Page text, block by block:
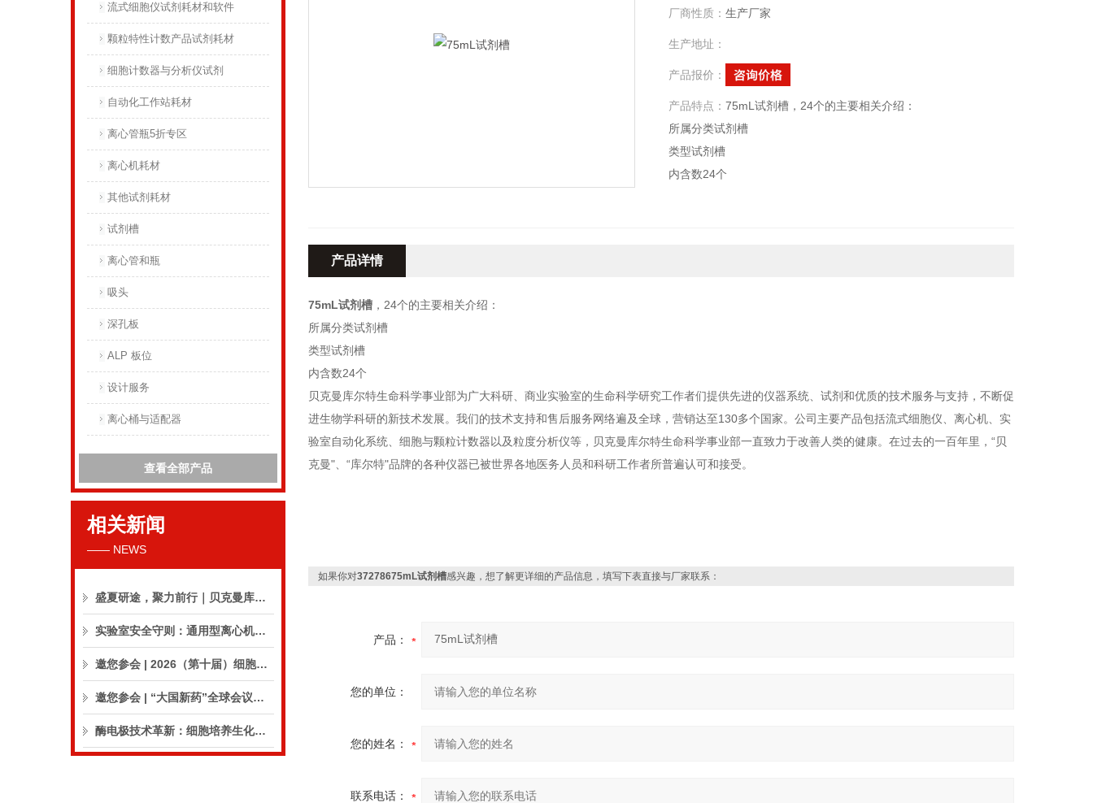
流式细胞仪试剂耗材和软件
颗粒特性计数产品试剂耗材
细胞计数器与分析仪试剂
自动化工作站耗材
离心管瓶5折专区
离心机耗材
其他试剂耗材
试剂槽
离心管和瓶
吸头
深孔板
ALP 板位
设计服务
离心桶与适配器
查看全部产品
相关新闻
—— NEWS
盛夏研途，聚力前行｜贝克曼库尔特生命科学8月活动预告
实验室安全守则：通用型离心机操作与保养的10个要点
邀您参会 | 2026（第十届）细胞外囊泡合规与临床应用大会
邀您参会 | “大国新药”全球会议（CPIC2026）
酶电极技术革新：细胞培养生化分析仪实现精准在线监测
厂商性质： 生产厂家
生产地址：
产品报价：
产品特点： 75mL试剂槽，24个的主要相关介绍：
所属分类试剂槽
类型试剂槽
内含数24个
产品详情
75mL试剂槽 ，24个的主要相关介绍：
所属分类试剂槽
类型试剂槽
内含数24个
贝克曼库尔特生命科学事业部为广大科研、商业实验室的生命科学研究工作者们提供先进的仪器系统、试剂和优质的技术服务与支持，不断促
进生物学科研的新技术发展。我们的技术支持和售后服务网络遍及全球，营销达至130多个国家。公司主要产品包括流式细胞仪、离心机、实
验室自动化系统、细胞与颗粒计数器以及粒度分析仪等， 贝克曼库尔特生命科学事业部一直致力于改善人类的健康。在过去的一百年里，“贝
克曼"、“库尔特"品牌的各种仪器已被世界各地医务人员和科研工作者所普遍认可和接受。
如果你对37278675mL试剂槽感兴趣，想了解更详细的产品信息，填写下表直接与厂家联系：
产品：
您的单位：
您的姓名：
联系电话：